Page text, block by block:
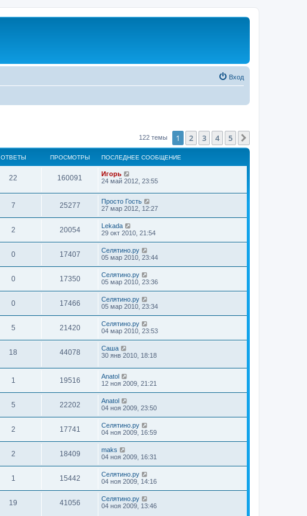
Вход
122 темы 1 2 3 4 5
ОТВЕТЫ ПРОСМОТРЫ ПОСЛЕДНЕЕ СООБЩЕНИЕ
22 160091
Игорь
24 май 2012, 23:55
7 25277
Просто Гость
27 мар 2012, 12:27
2 20054
Lekada
29 окт 2010, 21:54
0 17407
Селятино.ру
05 мар 2010, 23:44
0 17350
Селятино.ру
05 мар 2010, 23:36
0 17466
Селятино.ру
05 мар 2010, 23:34
5 21420
Селятино.ру
04 мар 2010, 23:53
18 44078
Саша
30 янв 2010, 18:18
1 19516
Anatol
12 ноя 2009, 21:21
5 22202
Anatol
04 ноя 2009, 23:50
2 17741
Селятино.ру
04 ноя 2009, 16:59
2 18409
maks
04 ноя 2009, 16:31
1 15442
Селятино.ру
04 ноя 2009, 14:16
19 41056
Селятино.ру
04 ноя 2009, 13:46